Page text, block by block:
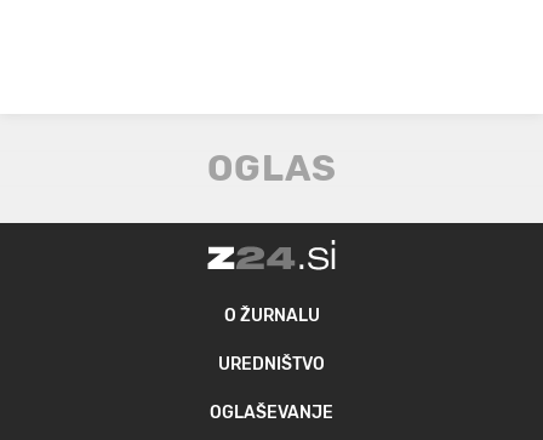
O ŽURNALU
UREDNIŠTVO
OGLAŠEVANJE